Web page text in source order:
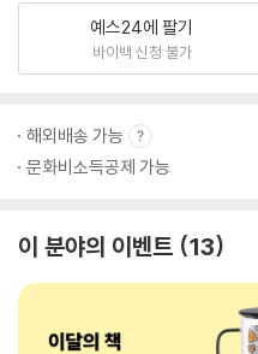
예스24에 팔기
바이백 신청 불가
해외배송 가능
문화비소득공제 가능
이 분야의 이벤트 13